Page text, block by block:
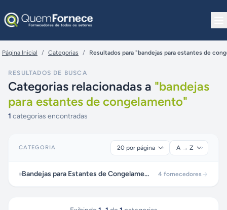
Página Inicial / Categorias / Resultados para "bandejas para estantes de
RESULTADOS DE BUSCA
Categorias relacionadas a "bandejas
para estantes de congelamento"
1 categorias encontradas
CATEGORIA
Bandejas para Estantes de Congelamento 4 fornecedores